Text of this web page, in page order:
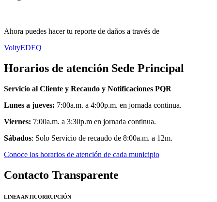
Ahora puedes hacer tu reporte de daños a través de
VoltyEDEQ
Horarios de atención Sede Principal
Servicio al Cliente y Recaudo y Notificaciones PQR
Lunes a jueves: 7:00a.m. a 4:00p.m. en jornada continua.
Viernes: 7:00a.m. a 3:30p.m en jornada continua.
Sábados: Solo Servicio de recaudo de 8:00a.m. a 12m.
Conoce los horarios de atención de cada municipio
Contacto Transparente
LINEA ANTICORRUPCIÓN